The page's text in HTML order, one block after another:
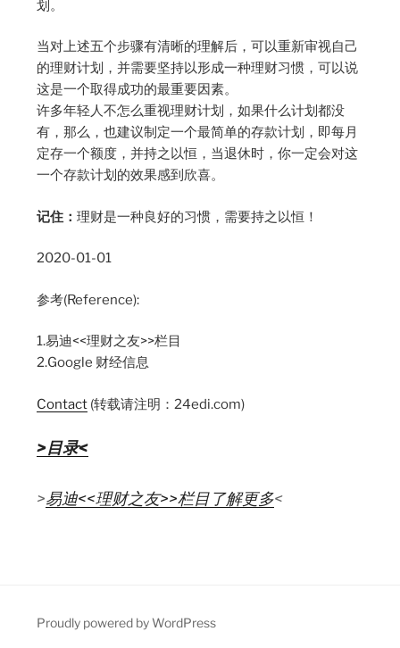
划。
当对上述五个步骤有清晰的理解后，可以重新审视自己
的理财计划，并需要坚持以形成一种理财习惯，可以说
这是一个取得成功的最重要因素。
许多年轻人不怎么重视理财计划，如果什么计划都没
有，那么，也建议制定一个最简单的存款计划，即每月
定存一个额度，并持之以恒，当退休时，你一定会对这
一个存款计划的效果感到欣喜。
记住：理财是一种良好的习惯，需要持之以恒！
2020-01-01
参考(Reference):
1.易迪<<理财之友>>栏目
2.Google 财经信息
Contact (转载请注明：24edi.com)
>目录<
>易迪<<理财之友>>栏目了解更多<
Proudly powered by WordPress